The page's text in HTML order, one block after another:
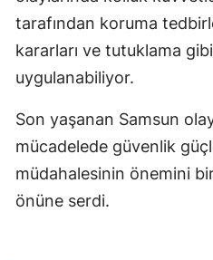
tarafından koruma
kararları ve tutuklama
uygulanabiliyor.
Son yaşanan Samsun
mücadelede güvenlik
müdahalesinin önemini
önüne serdi.